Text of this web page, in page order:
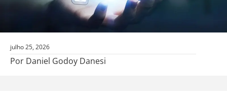
julho 25, 2026
Por Daniel Godoy Danesi